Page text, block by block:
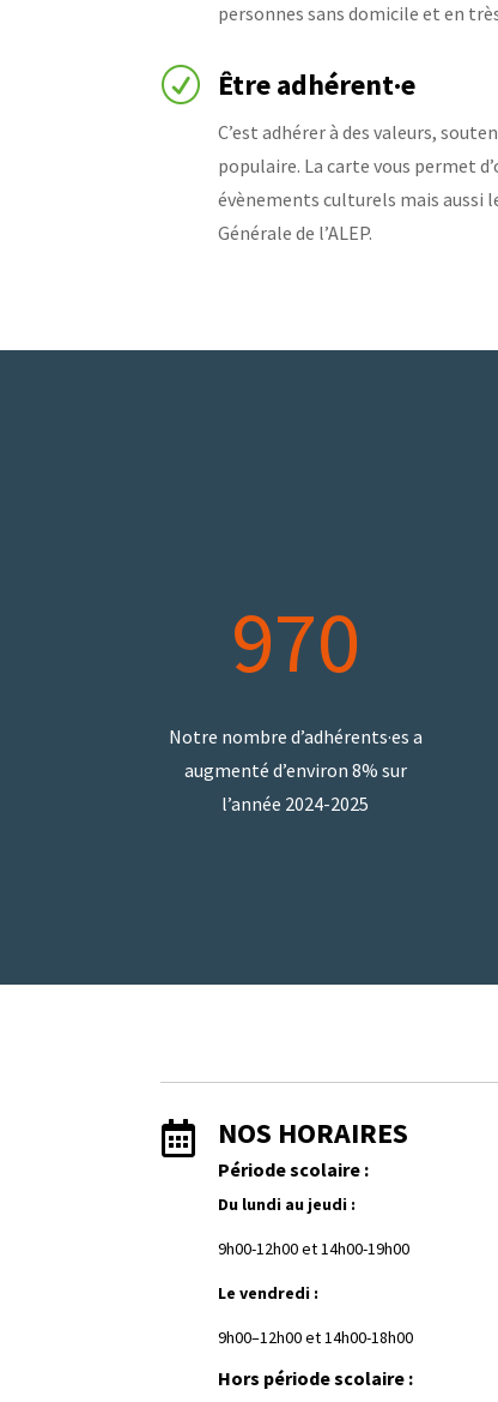
personnes sans domicile et en
R Être adhérent·e
C’est adhérer à des valeurs,
populaire. La carte vous permet
évènements culturels mais aussi
Générale de l’ALEP.
970
Notre nombre d’adhérents·es a
augmenté d’environ 8% sur
l’année 2024-2025
 NOS HORAIRES
Période scolaire :
Du lundi au jeudi :
9h00-12h00 et 14h00-19h00
Le vendredi :
9h00–12h00 et 14h00-18h00
Hors période scolaire :